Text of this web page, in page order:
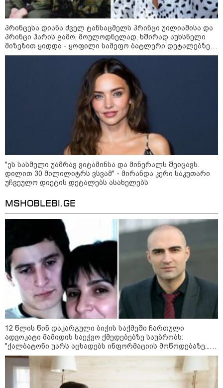
09:00 / 07-08-2026
18 წელი აგვისტოს ომიდან - ტრაგიკული
მოვლენების ქრონოლოგია, რომელიც
შესაძლოა, აღარ გვახსოვს
11:42 / 07-08-2026
რატომ ჩაბნელდა საქართველო
მესამედ და გველოდება თუ არა
ზამთარში მასშტაბური
ენერგოკრიზისი - "პრობლემის
მოგვარებას დაახლოებით ერთი
თვე დასჭირდება"
23:14 / 06-08-2026
სამოქალაქო საზოგადოების
წარმომადგენლები 2008 წლის
რუსეთ-საქართველოს აგვისტოს
დაკავშირებით ერთობლივ
განცხადებას ავრცელებენ
პრინცესა დიანა ძველ ტანსაცმელს პრინცი უილიამისა და
პრინცი ჰარის გამო, მოულოდნელად, ხშირად აუხსნელი
მიზეზით ყიდდა - ყოფილი სამეფო ბატლერი დეტალებზე
საკუთარ წიგნში საუბრობს
"ეს სასმელი უამრავ ვიტამინსა და მინერალს შეიცავს.
დილით 30 მილილიტრს ვსვამ" - მირანდა კერი საკუთარი
უჩვეულო დიეტის დეტალებს ასახელებს
MSHOBLEBI.GE
12 წლის წინ დაკარგული ბიჭის საქმეში ჩართული
ადვოკატი მამიდის საეჭვო ქმედებებზე საუბრობს:
"ქალბატონი უარს აცხადებს ინფორმაციის მოწოდებაზე...
წლობით მიმდინარეობდა საქმის ჩაფარცხვის ოპერაცია"